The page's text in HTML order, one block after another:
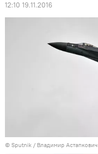
12:10 19.11.2016
© Sputnik / Владимир Астапкович